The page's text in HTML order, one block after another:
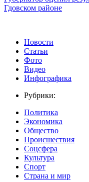
Гдовском районе
Новости
Статьи
Фото
Видео
Инфографика
Рубрики:
Политика
Экономика
Общество
Происшествия
Соцсфера
Культура
Спорт
Страна и мир